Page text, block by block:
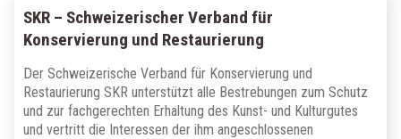
SKR – Schweizerischer Verband für
Konservierung und Restaurierung
Der Schweizerische Verband für Konservierung und
Restaurierung SKR unterstützt alle Bestrebungen zum Schutz
und zur fachgerechten Erhaltung des Kunst- und Kulturgutes
und vertritt die Interessen der ihm angeschlossenen